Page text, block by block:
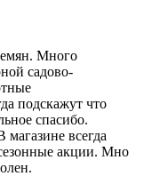
Много
садово-
подскажут что
спасибо.
магазине всегда
акции. Мно